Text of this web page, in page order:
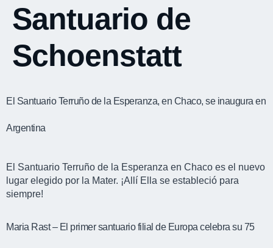
Santuario de
Schoenstatt
El Santuario Terruño de la Esperanza, en Chaco, se inaugura en
Argentina
El Santuario Terruño de la Esperanza en Chaco es el nuevo
lugar elegido por la Mater. ¡Allí Ella se estableció para
siempre!
Maria Rast – El primer santuario filial de Europa celebra su 75